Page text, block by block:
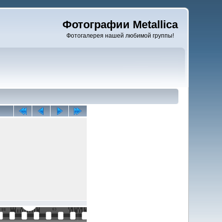
Фотографии Metallica
Фотогалерея нашей любимой группы!